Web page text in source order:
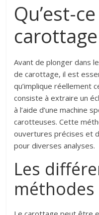
Qu’est-
Avant de plonger dans
de carottage, il est
qu’implique réellement
consiste à extraire un
à l’aide d’une machine
carotteuses. Cette
ouvertures précises et
pour diverses analyses.
Les